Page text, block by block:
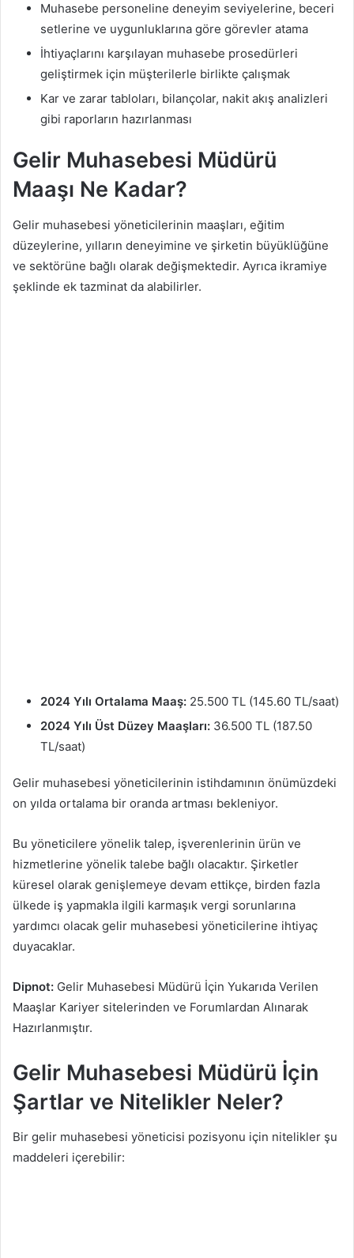
Muhasebe personeline deneyim seviyelerine, beceri
setlerine ve uygunluklarına göre görevler atama
İhtiyaçlarını karşılayan muhasebe prosedürleri
geliştirmek için müşterilerle birlikte çalışmak
Kar ve zarar tabloları, bilançolar, nakit akış analizleri
gibi raporların hazırlanması
Gelir Muhasebesi Müdürü
Maaşı Ne Kadar?
Gelir muhasebesi yöneticilerinin maaşları, eğitim
düzeylerine, yılların deneyimine ve şirketin büyüklüğüne
ve sektörüne bağlı olarak değişmektedir. Ayrıca ikramiye
şeklinde ek tazminat da alabilirler.
2024 Yılı Ortalama Maaş: 25.500 TL (145.60 TL/saat)
2024 Yılı Üst Düzey Maaşları: 36.500 TL (187.50
TL/saat)
Gelir muhasebesi yöneticilerinin istihdamının önümüzdeki
on yılda ortalama bir oranda artması bekleniyor.
Bu yöneticilere yönelik talep, işverenlerinin ürün ve
hizmetlerine yönelik talebe bağlı olacaktır. Şirketler
küresel olarak genişlemeye devam ettikçe, birden fazla
ülkede iş yapmakla ilgili karmaşık vergi sorunlarına
yardımcı olacak gelir muhasebesi yöneticilerine ihtiyaç
duyacaklar.
Dipnot: Gelir Muhasebesi Müdürü İçin Yukarıda Verilen
Maaşlar Kariyer sitelerinden ve Forumlardan Alınarak
Hazırlanmıştır.
Gelir Muhasebesi Müdürü İçin
Şartlar ve Nitelikler Neler?
Bir gelir muhasebesi yöneticisi pozisyonu için nitelikler şu
maddeleri içerebilir: